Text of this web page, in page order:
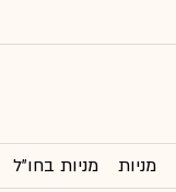
מניות מניות בחו"ל